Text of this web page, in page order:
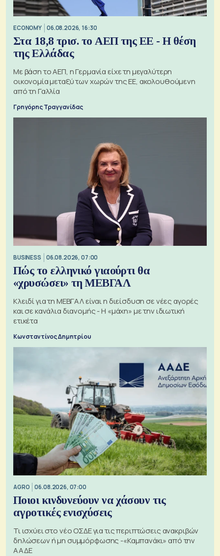
ECONOMY 06.08.2026, 16:30
Στα 18,8 τρισ. το ΑΕΠ της ΕΕ - Η θέση
της Ελλάδας
Με βάση το ΑΕΠ, η Γερμανία είχε τη μεγαλύτερη
οικονομία μεταξύ των χωρών της ΕΕ, ακολουθούμενη
από τη Γαλλία
Γρηγόρης Τραγγανίδας
BUSINESS 06.08.2026, 07:00
Πώς το ελληνικό γιαούρτι θα
«χρυσώσει» τη ΜΕΒΓΑΛ
Κλειδί για τη ΜΕΒΓΑΛ είναι η διείσδυση σε νέες αγορές
και σε κανάλια διανομής - Η «μάχη» με την ιδιωτική
ετικέτα
Κωνσταντίνος Δημητρίου
AGRO 06.08.2026, 07:00
Ποιοι κινδυνεύουν να χάσουν τις
αγροτικές ενισχύσεις
Τι ισχύει στο νέο ΟΣΔΕ για τις περιπτώσεις ανακριβών
δηλώσεων ή μη συμμόρφωσης -«Καμπανάκι» από την
ΑΑΔΕ